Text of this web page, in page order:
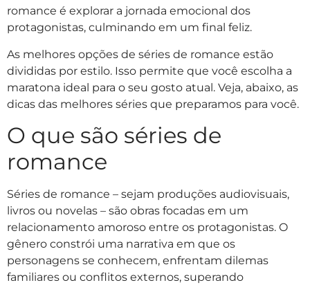
romance é explorar a jornada emocional dos
protagonistas, culminando em um final feliz.
As melhores opções de séries de romance estão
divididas por estilo. Isso permite que você escolha a
maratona ideal para o seu gosto atual. Veja, abaixo, as
dicas das melhores séries que preparamos para você.
O que são séries de
romance
Séries de romance – sejam produções audiovisuais,
livros ou novelas – são obras focadas em um
relacionamento amoroso entre os protagonistas. O
gênero constrói uma narrativa em que os
personagens se conhecem, enfrentam dilemas
familiares ou conflitos externos, superando